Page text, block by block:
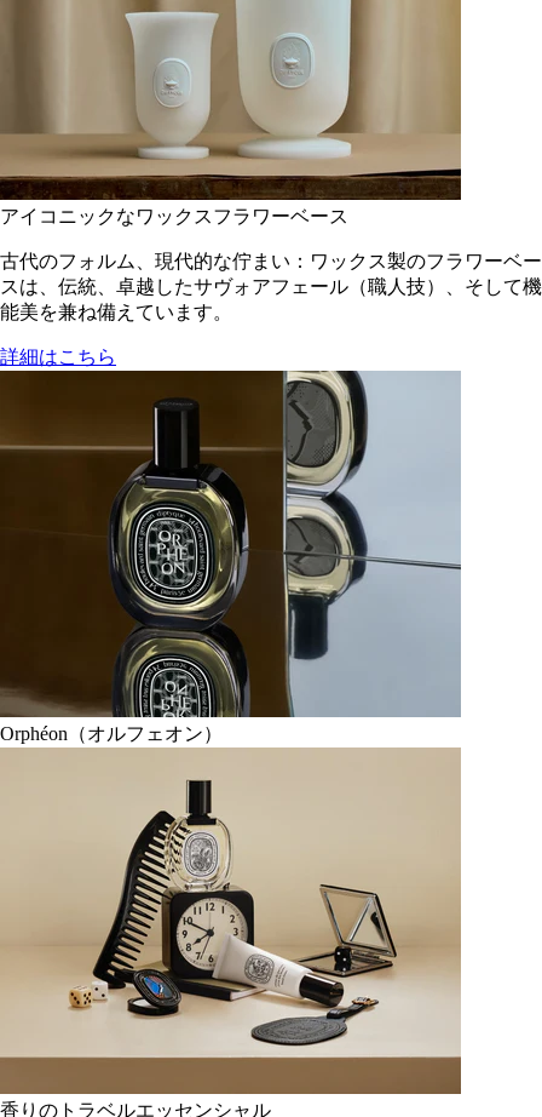
アイコニックなワックスフラワーベース
古代のフォルム、現代的な佇まい：ワックス製のフラワーベー
スは、伝統、卓越したサヴォアフェール（職人技）、そして機
能美を兼ね備えています。
詳細はこちら
Orphéon（オルフェオン）
香りのトラベルエッセンシャル